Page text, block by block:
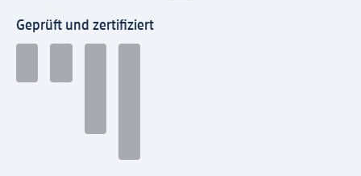
Geprüft und zertifiziert